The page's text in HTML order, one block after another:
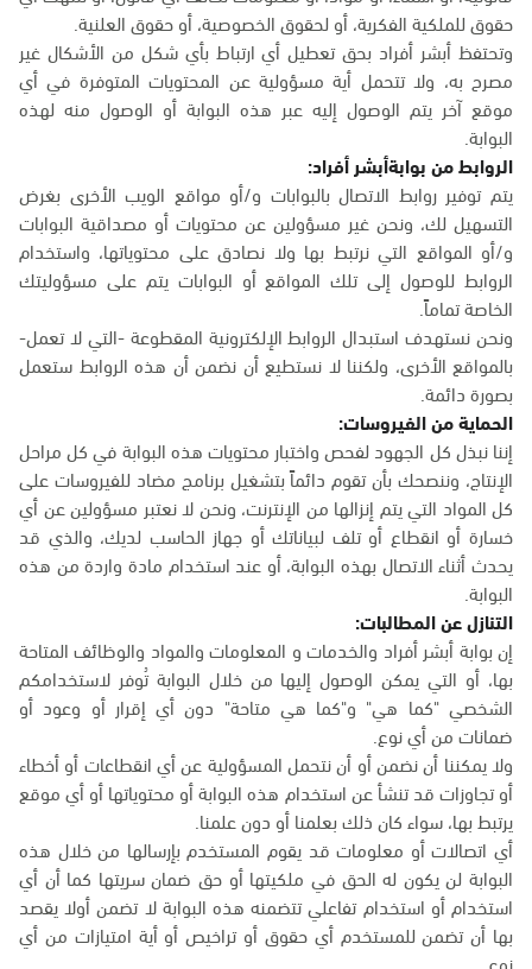
حقوق للملكية الفكرية، أو لحقوق الخصوصية، أو حقوق العلنية.
وتحتفظ أبشر أفراد بحق تعطيل أي ارتباط بأي شكل من الأشكال غير
مصرح به، ولا تتحمل أية مسؤولية عن المحتويات المتوفرة في أي
موقع آخر يتم الوصول إليه عبر هذه البوابة أو الوصول منه لهذه
البوابة.
الروابط من بوابةأبشر أفراد:
يتم توفير روابط الاتصال بالبوابات و/أو مواقع الويب الأخرى بغرض
التسهيل لك، ونحن غير مسؤولين عن محتويات أو مصداقية البوابات
و/أو المواقع التي نرتبط بها ولا نصادق على محتوياتها، واستخدام
الروابط للوصول إلى تلك المواقع أو البوابات يتم على مسؤوليتك
الخاصة تماماً.
ونحن نستهدف استبدال الروابط الإلكترونية المقطوعة -التي لا تعمل-
بالمواقع الأخرى، ولكننا لا نستطيع أن نضمن أن هذه الروابط ستعمل
بصورة دائمة.
الحماية من الفيروسات:
إننا نبذل كل الجهود لفحص واختبار محتويات هذه البوابة في كل مراحل
الإنتاج، وننصحك بأن تقوم دائماً بتشغيل برنامج مضاد للفيروسات على
كل المواد التي يتم إنزالها من الإنترنت، ونحن لا نعتبر مسؤولين عن أي
خسارة أو انقطاع أو تلف لبياناتك أو جهاز الحاسب لديك، والذي قد
يحدث أثناء الاتصال بهذه البوابة، أو عند استخدام مادة واردة من هذه
البوابة.
التنازل عن المطالبات:
إن بوابة أبشر أفراد والخدمات و المعلومات والمواد والوظائف المتاحة
بها، أو التي يمكن الوصول إليها من خلال البوابة تُوفر لاستخدامكم
الشخصي "كما هي" و"كما هي متاحة" دون أي إقرار أو وعود أو
ضمانات من أي نوع.
ولا يمكننا أن نضمن أو أن نتحمل المسؤولية عن أي انقطاعات أو أخطاء
أو تجاوزات قد تنشأ عن استخدام هذه البوابة أو محتوياتها أو أي موقع
يرتبط بها، سواء كان ذلك بعلمنا أو دون علمنا.
أي اتصالات أو معلومات قد يقوم المستخدم بإرسالها من خلال هذه
البوابة لن يكون له الحق في ملكيتها أو حق ضمان سريتها كما أن أي
استخدام أو استخدام تفاعلي تتضمنه هذه البوابة لا تضمن أولا يقصد
بها أن تضمن للمستخدم أي حقوق أو تراخيص أو أية امتيازات من أي
نوع.